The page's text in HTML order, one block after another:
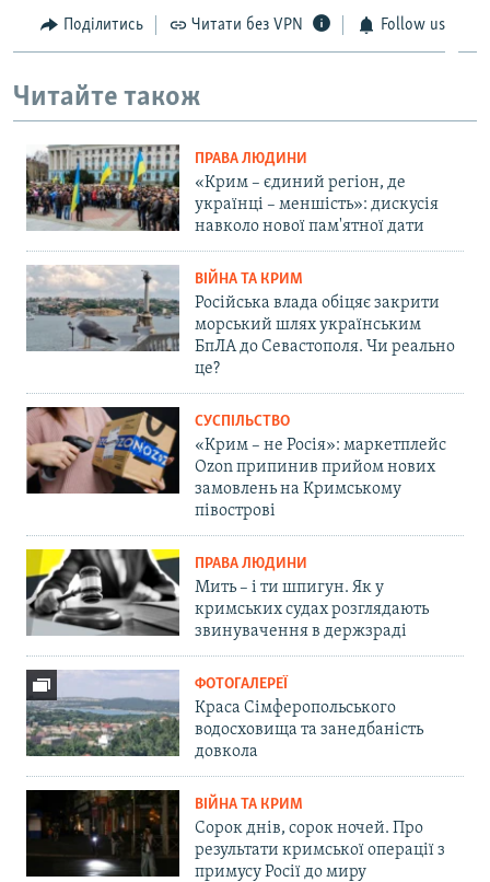
Поділитись Читати без VPN Follow us
Читайте також
ПРАВА ЛЮДИНИ
«Крим – єдиний регіон, де
українці – меншість»: дискусія
навколо нової пам'ятної дати
ВІЙНА ТА КРИМ
Російська влада обіцяє закрити
морський шлях українським
БпЛА до Севастополя. Чи реально
це?
СУСПІЛЬСТВО
«Крим – не Росія»: маркетплейс
Ozon припинив прийом нових
замовлень на Кримському
півострові
ПРАВА ЛЮДИНИ
Мить – і ти шпигун. Як у
кримських судах розглядають
звинувачення в держзраді
ФОТОГАЛЕРЕЇ
Краса Сімферопольського
водосховища та занедбаність
довкола
ВІЙНА ТА КРИМ
Сорок днів, сорок ночей. Про
результати кримської операції з
примусу Росії до миру